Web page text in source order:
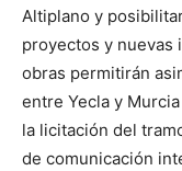
Altiplano y
proyectos y nuevas
obras permitirán
entre Yecla y
la licitación del
de comunicación